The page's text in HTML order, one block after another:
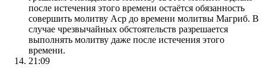
после истечения этого времени остаётся обязанность
совершить молитву Аср до времени молитвы Магриб. В
случае чрезвычайных обстоятельств разрешается
выполнять молитву даже после истечения этого
времени.
21:09